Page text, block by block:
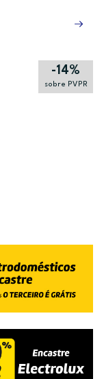
-14%
sobre PVPR